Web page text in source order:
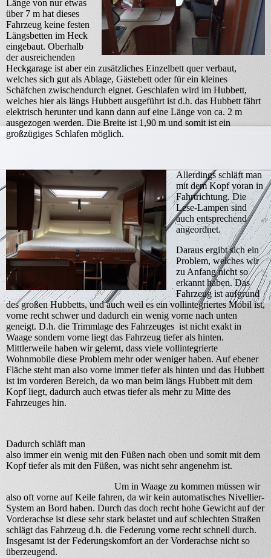
Länge von nur etwas
über 7 m hat dieses
Fahrzeug keine festen
Längsbetten im Heck
eingebaut. Oberhalb
der ausreichenden
Heckgarage ist aber ein zusätzliches Einzelbett quer verbaut,
welches sich gut als Ablage, Gästebett oder für ein kleines
Schäfchen zwischendurch eignet. Geschlafen wird im Hubbett,
welches hier als längs Hubbett ausgeführt ist d.h. das Hubbett fährt
elektrisch herunter und kann dann auf eine Länge von ca. 2 m
ausgezogen werden. Die Breite ist 1,90 m und somit ist ein
großzügiges Schlafen möglich.
Allerdings schläft man
mit dem Kopf voran in
Fahrtrichtung. Die
Lese-Lampen sind
auch entsprechend
angeordnet.
Daraus ergibt sich ein
Problem, welches wir
zu Anfang nicht so
erkannt haben. Das
Fahrzeug ist aufgrund
des großen Hubbetts, und auch weil es ein vollintegriertes Mobil ist,
vorne recht schwer und dadurch ein wenig vorne nach unten
geneigt. D.h. die Trimmlage des Fahrzeuges ist nicht exakt in
Waage sondern vorne liegt das Fahrzeug tiefer als hinten.
Mittlerweile haben wir gelernt, dass viele vollintegrierte
Wohnmobile diese Problem mehr oder weniger haben. Auf ebener
Fläche steht man also vorne immer tiefer als hinten und das Hubbett
ist im vorderen Bereich, da wo man beim längs Hubbett mit dem
Kopf liegt, dadurch auch etwas tiefer als mehr zu Mitte des
Fahrzeuges hin.
Dadurch schläft man
also immer ein wenig mit den Füßen nach oben und somit mit dem
Kopf tiefer als mit den Füßen, was nicht sehr angenehm ist.
Um in Waage zu kommen müssen wir
also oft vorne auf Keile fahren, da wir kein automatisches Nivellier-
System an Bord haben. Durch das doch recht hohe Gewicht auf der
Vorderachse ist diese sehr stark belastet und auf schlechten Straßen
schlägt das Fahrzeug d.h. die Federung vorne recht schnell durch.
Insgesamt ist der Federungskomfort an der Vorderachse nicht so
überzeugend.